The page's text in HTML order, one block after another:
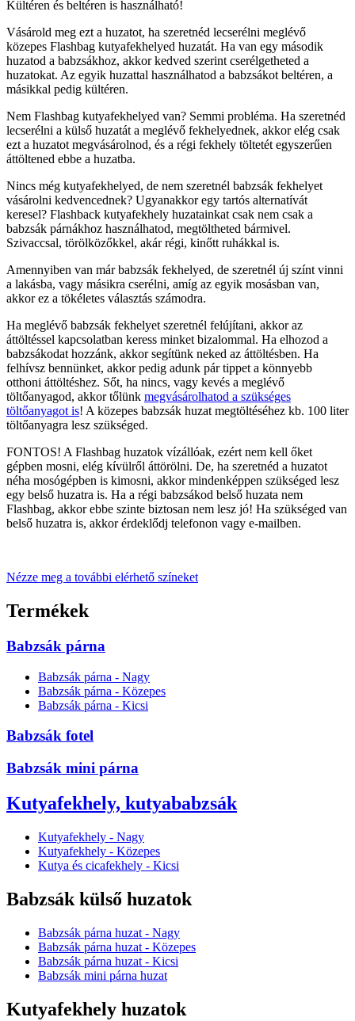
Kültéren és beltéren is használható!
Vásárold meg ezt a huzatot, ha szeretnéd lecserélni meglévő
közepes Flashbag kutyafekhelyed huzatát. Ha van egy második
huzatod a babzsákhoz, akkor kedved szerint cserélgetheted a
huzatokat. Az egyik huzattal használhatod a babzsákot beltéren, a
másikkal pedig kültéren.
Nem Flashbag kutyafekhelyed van? Semmi probléma. Ha szeretnéd
lecserélni a külső huzatát a meglévő fekhelyednek, akkor elég csak
ezt a huzatot megvásárolnod, és a régi fekhely töltetét egyszerűen
áttöltened ebbe a huzatba.
Nincs még kutyafekhelyed, de nem szeretnél babzsák fekhelyet
vásárolni kedvencednek? Ugyanakkor egy tartós alternatívát
keresel? Flashback kutyafekhely huzatainkat csak nem csak a
babzsák párnákhoz használhatod, megtöltheted bármivel.
Szivaccsal, törölközőkkel, akár régi, kinőtt ruhákkal is.
Amennyiben van már babzsák fekhelyed, de szeretnél új színt vinni
a lakásba, vagy másikra cserélni, amíg az egyik mosásban van,
akkor ez a tökéletes választás számodra.
Ha meglévő babzsák fekhelyet szeretnél felújítani, akkor az
áttöltéssel kapcsolatban keress minket bizalommal. Ha elhozod a
babzsákodat hozzánk, akkor segítünk neked az áttöltésben. Ha
felhívsz bennünket, akkor pedig adunk pár tippet a könnyebb
otthoni áttöltéshez. Sőt, ha nincs, vagy kevés a meglévő
töltőanyagod, akkor tőlünk megvásárolhatod a szükséges
töltőanyagot is! A közepes babzsák huzat megtöltéséhez kb. 100 liter
töltőanyagra lesz szükséged.
FONTOS! A Flashbag huzatok vízállóak, ezért nem kell őket
gépben mosni, elég kívülről áttörölni. De, ha szeretnéd a huzatot
néha mosógépben is kimosni, akkor mindenképpen szükséged lesz
egy belső huzatra is. Ha a régi babzsákod belső huzata nem
Flashbag, akkor ebbe szinte biztosan nem lesz jó! Ha szükséged van
belső huzatra is, akkor érdeklődj telefonon vagy e-mailben.
Nézze meg a további elérhető színeket
Termékek
Babzsák párna
Babzsák párna - Nagy
Babzsák párna - Közepes
Babzsák párna - Kicsi
Babzsák fotel
Babzsák mini párna
Kutyafekhely, kutyababzsák
Kutyafekhely - Nagy
Kutyafekhely - Közepes
Kutya és cicafekhely - Kicsi
Babzsák külső huzatok
Babzsák párna huzat - Nagy
Babzsák párna huzat - Közepes
Babzsák párna huzat - Kicsi
Babzsák mini párna huzat
Kutyafekhely huzatok